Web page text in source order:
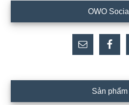
chính
OWO Social
Sản phẩm